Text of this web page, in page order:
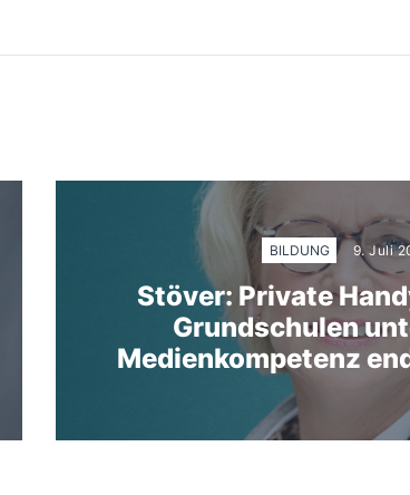
BILDUNG 9. Juli
Stöver: Private
Grundschulen
Medienkompetenz